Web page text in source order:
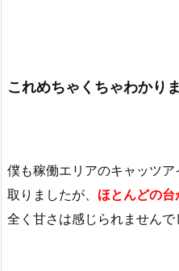
これめちゃくちゃわかりま
僕も稼働エリアのキャッツ
取りましたが、 ほとんどの
全く甘さは感じられませんで